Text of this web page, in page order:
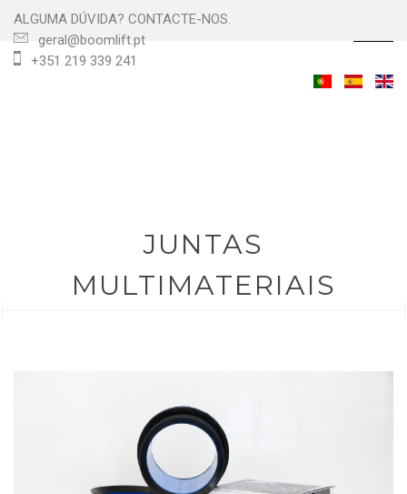
ALGUMA DÚVIDA? CONTACTE-NOS.
geral@boomlift.pt
+351 219 339 241
JUNTAS
MULTIMATERIAIS